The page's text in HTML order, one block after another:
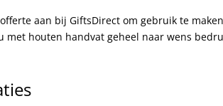
aan bij GiftsDirect om gebruik te
met houten handvat geheel naar wens